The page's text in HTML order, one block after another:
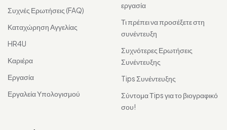
Συχνές Ερωτήσεις (FAQ)
Καταχώρηση Αγγελίας
HR4U
Καριέρα
Εργασία
Εργαλεία Υπολογισμού
εργασία
Τι πρέπει να προσέξετε στη
συνέντευξη
Συχνότερες Ερωτήσεις
Συνέντευξης
Tips Συνέντευξης
Σύντομα Τips για το βιογραφικό
σου!